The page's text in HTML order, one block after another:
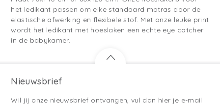
het ledikant passen om elke standaard matras door de
elastische afwerking en flexibele stof. Met onze leuke print
wordt het ledikant met hoeslaken een echte eye catcher
in de babykamer.
Nieuwsbrief
Wil jij onze nieuwsbrief ontvangen, vul dan hier je e-mail